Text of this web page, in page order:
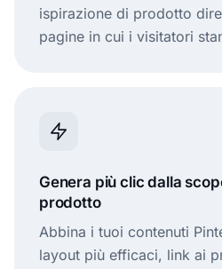
ispirazione di prodotto
pagine in cui i visitatori
Genera più clic dalla
prodotto
Abbina i tuoi contenuti
layout più efficaci, link ai